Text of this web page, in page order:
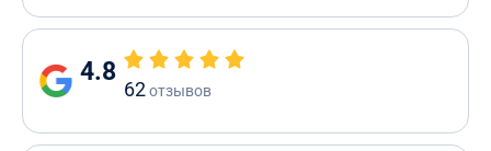
4.8
62отзывов